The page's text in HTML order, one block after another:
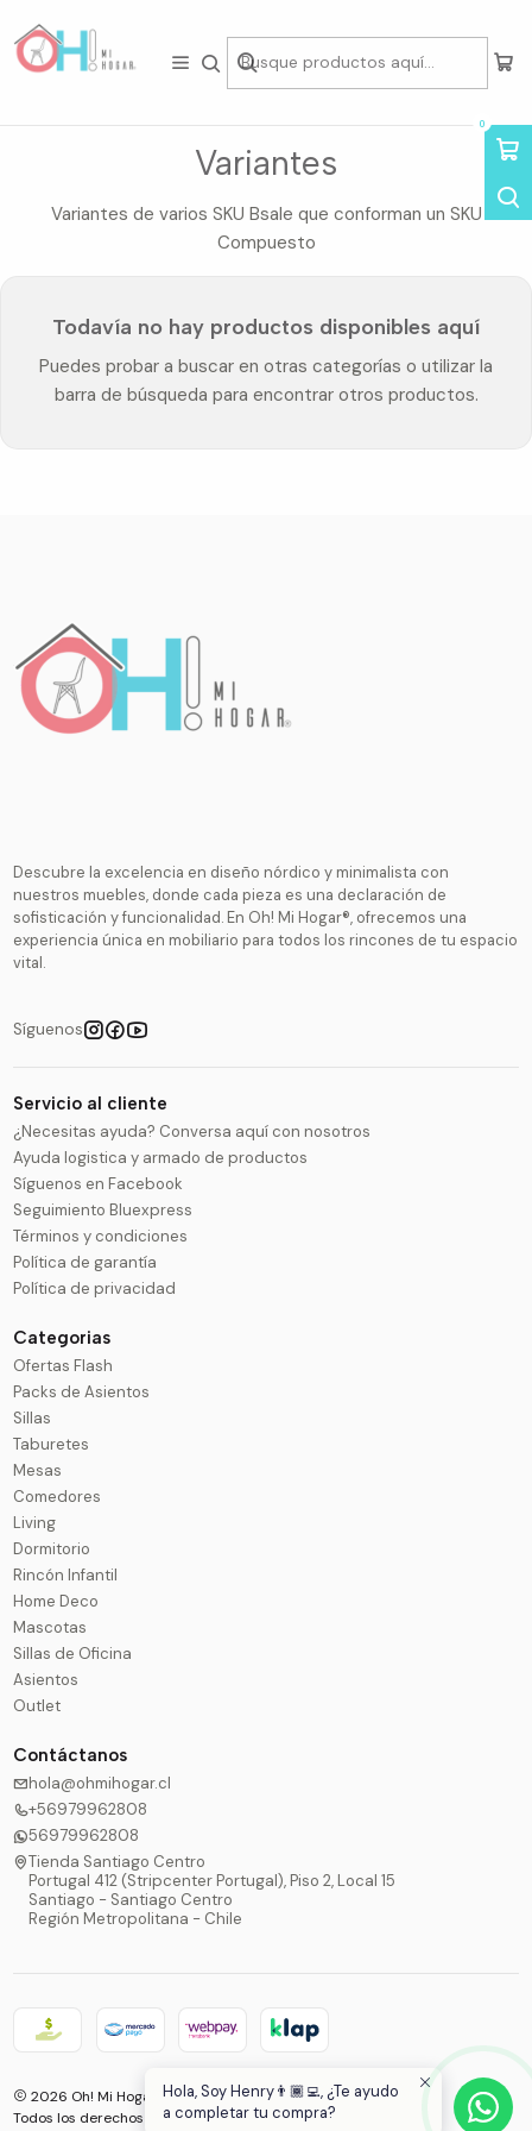
0
Inicio Variantes
Variantes
Variantes de varios SKU Bsale que conforman un SKU
Compuesto
Todavía no hay productos disponibles aquí
Puedes probar a buscar en otras categorías o utilizar la
barra de búsqueda para encontrar otros productos.
Descubre la excelencia en diseño nórdico y minimalista con
nuestros muebles, donde cada pieza es una declaración de
sofisticación y funcionalidad. En Oh! Mi Hogar®, ofrecemos una
experiencia única en mobiliario para todos los rincones de tu espacio
vital.
Síguenos
Servicio al cliente
¿Necesitas ayuda? Conversa aquí con nosotros
Ayuda logistica y armado de productos
Síguenos en Facebook
Seguimiento Bluexpress
Términos y condiciones
Política de garantía
Política de privacidad
Categorias
Ofertas Flash
Packs de Asientos
Sillas
Taburetes
Mesas
Comedores
Living
Dormitorio
Rincón Infantil
Home Deco
Mascotas
Sillas de Oficina
Asientos
Outlet
Contáctanos
hola@ohmihogar.cl
+56979962808
56979962808
Tienda Santiago Centro
Portugal 412 (Stripcenter Portugal), Piso 2, Local 15
Santiago - Santiago Centro
Región Metropolitana - Chile
2026 Oh! Mi Hogar®.
Todos los derechos reservados.Desarrollado por Jumpseller
Hola, Soy Henry👨🏾‍💻, ¿Te ayudo
a completar tu compra?